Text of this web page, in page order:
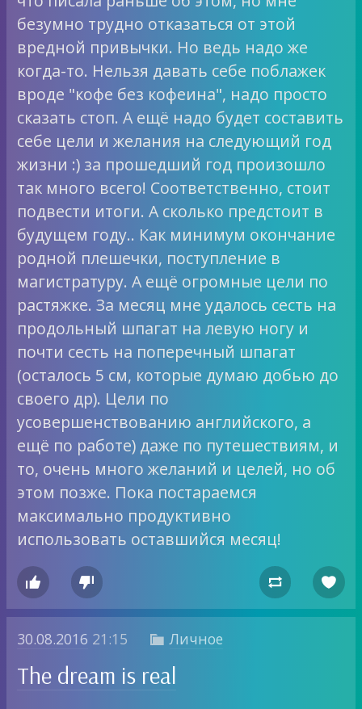
безумно трудно отказаться от этой
вредной привычки. Но ведь надо же
когда-то. Нельзя давать себе поблажек
вроде "кофе без кофеина", надо просто
сказать стоп. А ещё надо будет составить
себе цели и желания на следующий год
жизни :) за прошедший год произошло
так много всего! Соответственно, стоит
подвести итоги. А сколько предстоит в
будущем году.. Как минимум окончание
родной плешечки, поступление в
магистратуру. А ещё огромные цели по
растяжке. За месяц мне удалось сесть на
продольный шпагат на левую ногу и
почти сесть на поперечный шпагат
(осталось 5 см, которые думаю добью до
своего др). Цели по
усовершенствованию английского, а
ещё по работе) даже по путешествиям, и
то, очень много желаний и целей, но об
этом позже. Пока постараемся
максимально продуктивно
использовать оставшийся месяц!
   
30.08.2016 21:15  Личное
The dream is real